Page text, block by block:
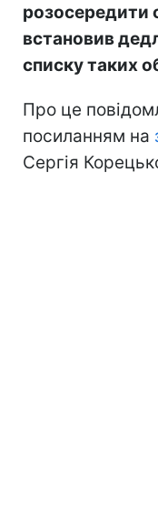
розосередити
встановив
списку таких
Про це
посиланням на
Сергія